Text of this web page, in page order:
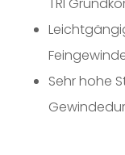
TRI
Sehr hohe